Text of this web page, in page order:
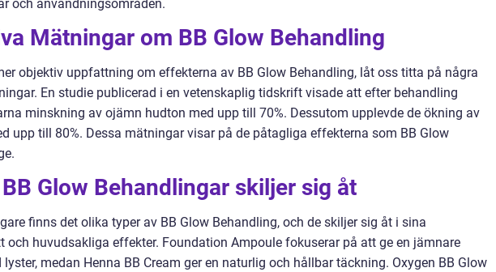
och användningsområden.
Mätningar om BB Glow Behandling
objektiv uppfattning om effekterna av BB Glow Behandling, låt oss titta på några
En studie publicerad i en vetenskaplig tidskrift visade att efter behandling
minskning av ojämn hudton med upp till 70%. Dessutom upplevde de ökning av
upp till 80%. Dessa mätningar visar på de påtagliga effekterna som BB Glow
Glow Behandlingar skiljer sig åt
finns det olika typer av BB Glow Behandling, och de skiljer sig åt i sina
och huvudsakliga effekter. Foundation Ampoule fokuserar på att ge en jämnare
medan Henna BB Cream ger en naturlig och hållbar täckning. Oxygen BB Glow